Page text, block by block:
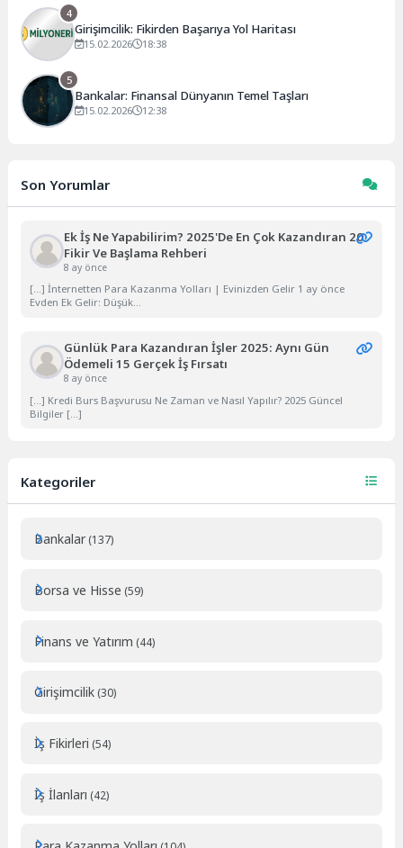
4
Girişimcilik: Fikirden Başarıya Yol Haritası
15.02.2026 18:38
5
Bankalar: Finansal Dünyanın Temel Taşları
15.02.2026 12:38
Son Yorumlar
Ek İş Ne Yapabilirim? 2025'de En Çok Kazandıran 20
Fikir Ve Başlama Rehberi
8 ay önce
[…] İnternetten Para Kazanma Yolları | Evinizden Gelir 1 ay önce
Evden Ek Gelir: Düşük...
Günlük Para Kazandıran İşler 2025: Aynı Gün
Ödemeli 15 Gerçek İş Fırsatı
8 ay önce
[…] Kredi Burs Başvurusu Ne Zaman ve Nasıl Yapılır? 2025 Güncel
Bilgiler […]
Kategoriler
Bankalar (137)
Borsa ve Hisse (59)
Finans ve Yatırım (44)
Girişimcilik (30)
İş Fikirleri (54)
İş İlanları (42)